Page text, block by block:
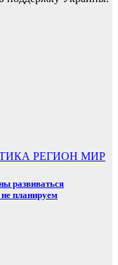
РЕГИОН МИР
развиваться
планируем